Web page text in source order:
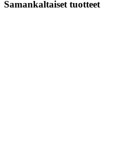
Samankaltaiset tuotteet